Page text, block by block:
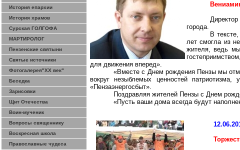
История епархии
История храмов
Сурская ГОЛГОФА
МАРТИРОЛОГ
Пензенские святыни
Святые источники
Фотогалерея"ХХ век"
Беседка
Зарисовки
Щит Отечества
Воин-мученик
Вопросы священнику
Воскресная школа
Православные чудеса
города.
В
лет смогла из
жителя, ведь
для движения вперед».
«Вместе с Днем рождения Пензы мы
вокруг незыблемых ценностей
«Пензаэнергосбыт».
Поздравляя жителей Пензы с Днем
«Пусть ваши дома всегда будут